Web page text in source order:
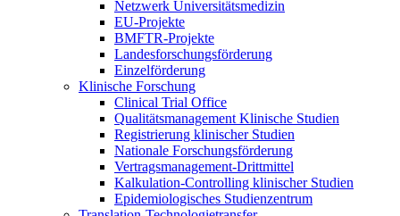
Netzwerk Universitätsmedizin
EU-Projekte
BMFTR-Projekte
Landesforschungsförderung
Einzelförderung
Klinische Forschung
Clinical Trial Office
Qualitätsmanagement Klinische Studien
Registrierung klinischer Studien
Nationale Forschungsförderung
Vertragsmanagement-Drittmittel
Kalkulation-Controlling klinischer Studien
Epidemiologisches Studienzentrum